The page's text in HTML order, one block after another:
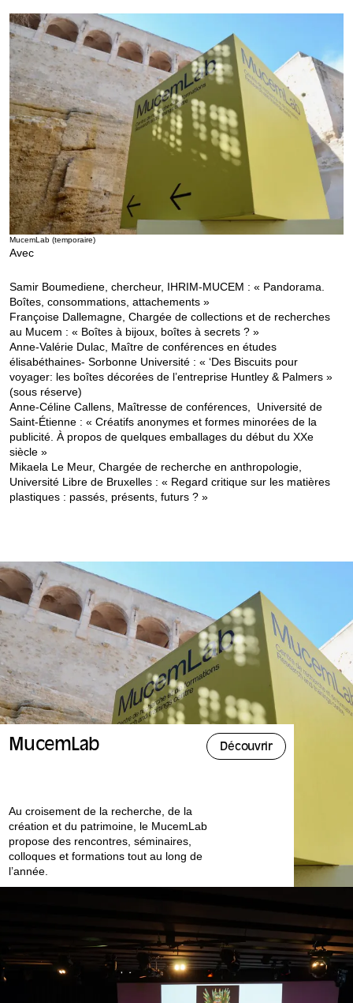
MucemLab (temporaire)
Avec
Samir Boumediene, chercheur, IHRIM-MUCEM : « Pandorama.
Boîtes, consommations, attachements »
Françoise Dallemagne, Chargée de collections et de recherches
au Mucem : « Boîtes à bijoux, boîtes à secrets ? »
Anne-Valérie Dulac, Maître de conférences en études
élisabéthaines- Sorbonne Université : « ‘Des Biscuits pour
voyager: les boîtes décorées de l’entreprise Huntley & Palmers »
(sous réserve)
Anne-Céline Callens, Maîtresse de conférences, Université de
Saint-Étienne : « Créatifs anonymes et formes minorées de la
publicité. À propos de quelques emballages du début du XXe
siècle »
Mikaela Le Meur, Chargée de recherche en anthropologie,
Université Libre de Bruxelles : « Regard critique sur les matières
plastiques : passés, présents, futurs ? »
MucemLab Découvrir
Au croisement de la recherche, de la
création et du patrimoine, le MucemLab
propose des rencontres, séminaires,
colloques et formations tout au long de
l’année.